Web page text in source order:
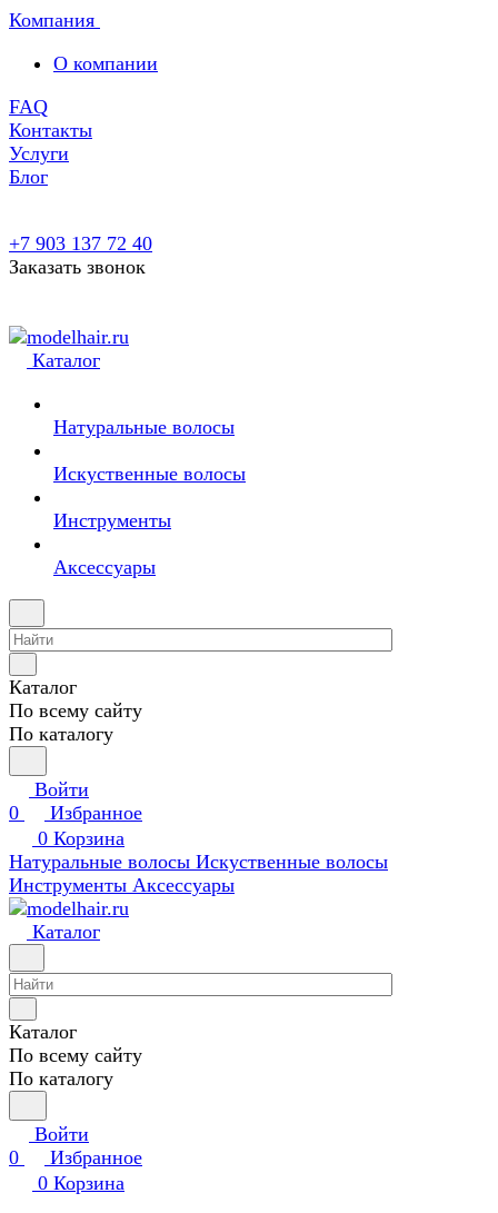
Компания
О компании
FAQ
Контакты
Услуги
Блог
+7 903 137 72 40
Заказать звонок
Каталог
Натуральные волосы
Искуственные волосы
Инструменты
Аксессуары
Каталог
По всему сайту
По каталогу
Войти
0
Избранное
0 Корзина
Натуральные волосы Искуственные волосы
Инструменты Аксессуары
Каталог
Каталог
По всему сайту
По каталогу
Войти
0
Избранное
0 Корзина